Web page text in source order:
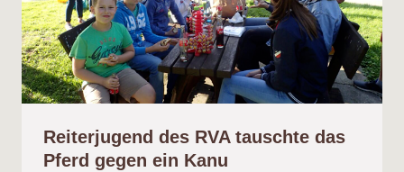
Reiterjugend des RVA tauschte das
Pferd gegen ein Kanu